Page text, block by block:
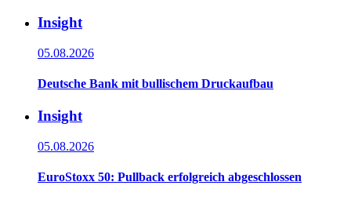
Insight
05.08.2026
Deutsche Bank mit bullischem Druckaufbau
Insight
05.08.2026
EuroStoxx 50: Pullback erfolgreich abgeschlossen